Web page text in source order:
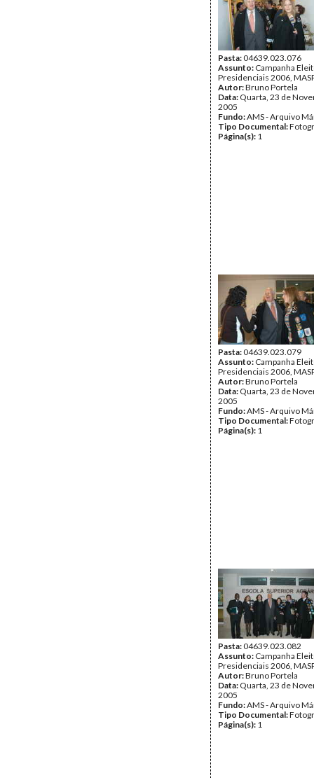
Pasta:04639.023.076
Assunto: Campanha
Presidenciais 2006,
Autor:Bruno Portela
Data: Quarta, 23 de
2005
Fundo:AMS - Arquivo
Tipo Documental:
Página(s): 1
Pasta:04639.023.079
Assunto: Campanha
Presidenciais 2006,
Autor:Bruno Portela
Data: Quarta, 23 de
2005
Fundo:AMS - Arquivo
Tipo Documental:
Página(s): 1
Pasta:04639.023.082
Assunto: Campanha
Presidenciais 2006,
Autor:Bruno Portela
Data: Quarta, 23 de
2005
Fundo:AMS - Arquivo
Tipo Documental:
Página(s): 1